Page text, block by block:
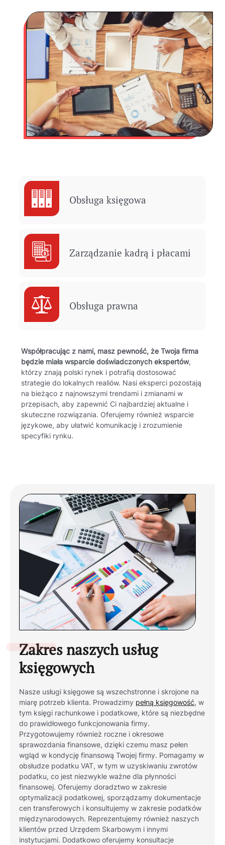
Obsługa księgowa
Zarządzanie kadrą i płacami
Obsługa prawna
Współpracując z nami, masz pewność, że Twoja firma
będzie miała wsparcie doświadczonych ekspertów,
którzy znają polski rynek i potrafią dostosować
strategie do lokalnych realiów. Nasi eksperci pozostają
na bieżąco z najnowszymi trendami i zmianami w
przepisach, aby zapewnić Ci najbardziej aktualne i
skuteczne rozwiązania. Oferujemy również wsparcie
językowe, aby ułatwić komunikację i zrozumienie
specyfiki rynku.
Zakres naszych usług
księgowych
Nasze usługi księgowe są wszechstronne i skrojone na
miarę potrzeb klienta. Prowadzimy pełną księgowość, w
tym księgi rachunkowe i podatkowe, które są niezbędne
do prawidłowego funkcjonowania firmy.
Przygotowujemy również roczne i okresowe
sprawozdania finansowe, dzięki czemu masz pełen
wgląd w kondycję finansową Twojej firmy. Pomagamy w
obsłudze podatku VAT, w tym w uzyskiwaniu zwrotów
podatku, co jest niezwykle ważne dla płynności
finansowej. Oferujemy doradztwo w zakresie
optymalizacji podatkowej, sporządzamy dokumentacje
cen transferowych i konsultujemy w zakresie podatków
międzynarodowych. Reprezentujemy również naszych
klientów przed Urzędem Skarbowym i innymi
instytucjami. Dodatkowo oferujemy konsultacje